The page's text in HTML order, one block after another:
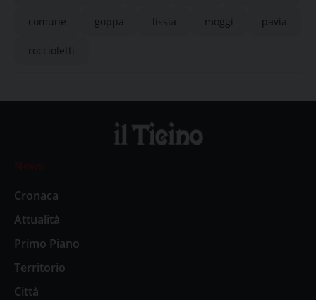
comune goppa lissia moggi pavia
roccioletti
News
Cronaca
Attualità
Primo Piano
Territorio
Città